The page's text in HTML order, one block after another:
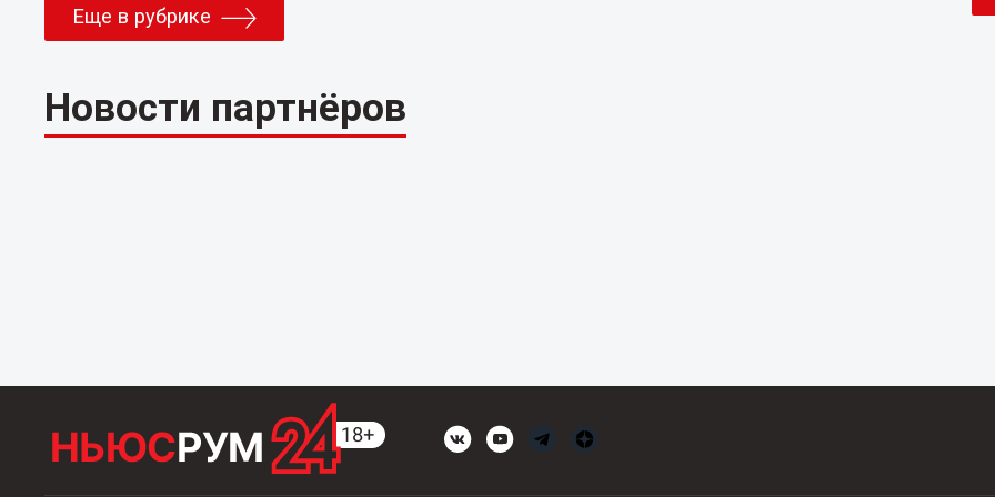
Еще в рубрике
Новости партнёров